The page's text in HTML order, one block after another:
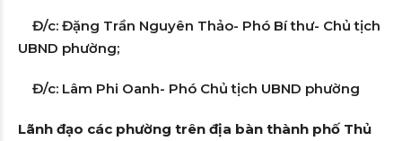
Đ/c: Đặng Trần Nguyên Thảo- Phó Bí thư- Chủ tịch
UBND phường;
Đ/c: Lâm Phi Oanh- Phó Chủ tịch UBND phường
Lãnh đạo các phường trên địa bàn thành phố Thủ